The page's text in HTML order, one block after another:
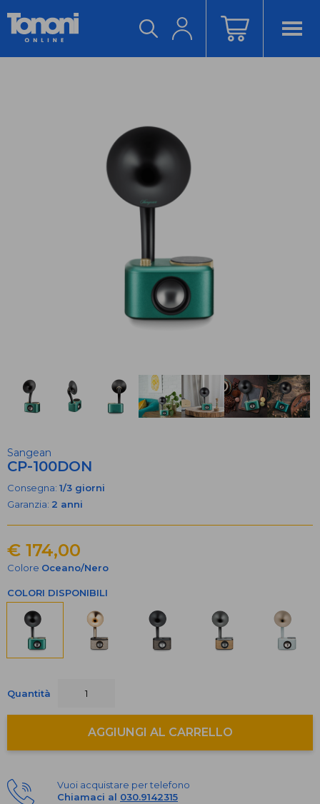
ACCEDI/REGISTRATI
Sangean
CP-100DON
Consegna: 1/3 giorni
Garanzia: 2 anni
€ 174,00
Colore Oceano/Nero
COLORI DISPONIBILI
Quantità
AGGIUNGI AL CARRELLO
Vuoi acquistare per telefono
Chiamaci al 030.9142315